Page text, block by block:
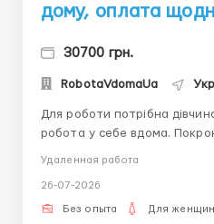
дому, оплата
30700 грн.
RobotaVdomaUa
Для роботи потрібна
робота у себе вдома.
надається. Не за що
договірний. Для отримання детальної інформації
Удаленная работа
26-07-2026
Без опыта Для женщин